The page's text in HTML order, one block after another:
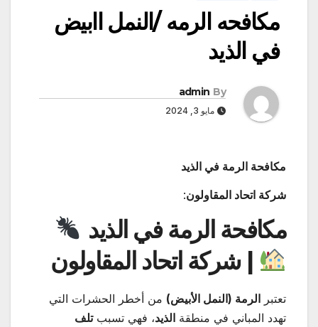
مكافحه الرمه /النمل اابيض
في الذيد
By
admin
مايو 3, 2024
مكافحة الرمة في الذيد
شركة اتحاد المقاولون:
مكافحة الرمة في الذيد
| شركة اتحاد المقاولون
تعتبر الرمة (النمل الأبيض) من أخطر الحشرات التي
تهدد المباني في منطقة الذيد، فهي تسببتلف